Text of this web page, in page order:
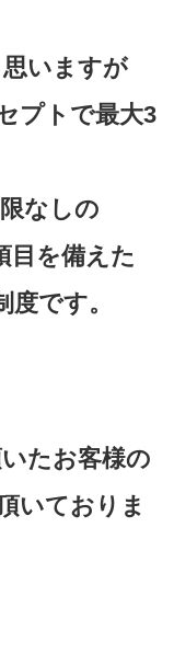
いますが
プトで最大3
なしの
目を備えた
です。
たお客様の
いておりま